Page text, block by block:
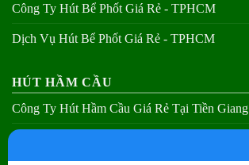
Công Ty Hút Bể Phốt Giá Rẻ - TPHCM
Dịch Vụ Hút Bể Phốt Giá Rẻ - TPHCM
HÚT HẦM CẦU
Công Ty Hút Hầm Cầu Giá Rẻ Tại Tiền Giang